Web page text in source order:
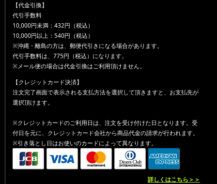
【代金引換】
代引手数料
10,000円未満：432円（税込）
10,000円以上：540円（税込）
※沖縄・離島の方は、郵便代引きになる場合があります。
代引手数料は、775円（税込）になります。
※メール便の場合は代金引換はご利用頂けません。
【クレジットカード決済】
注文完了画面で表示される支払方法を選択して頂きますと、お支払先が
選択頂けます。
※クレジットカードのご利用日は、注文を受け付けた日となります。受
付日を元に、クレジットカード会社から商品代金の請求が行われます。
※引き落とし日はお使いのカードによって異なります。
詳しくはこちら＞＞